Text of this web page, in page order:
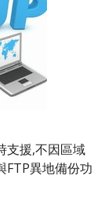
支援,不因區域
FTP異地備份功